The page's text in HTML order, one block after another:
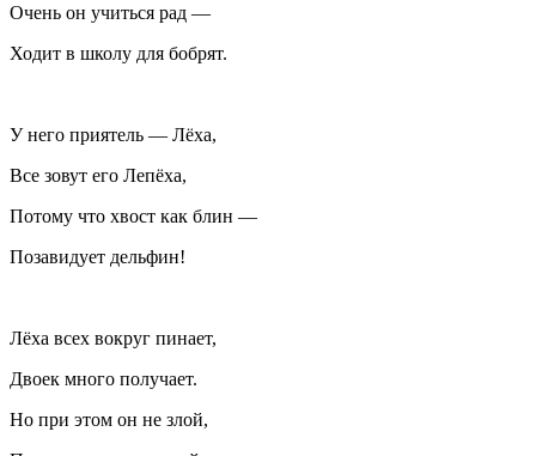
Очень он учиться рад —
Ходит в школу для бобрят.
У него приятель — Лёха,
Все зовут его Лепёха,
Потому что хвост как блин —
Позавидует дельфин!
Лёха всех вокруг пинает,
Двоек много получает.
Но при этом он не злой,